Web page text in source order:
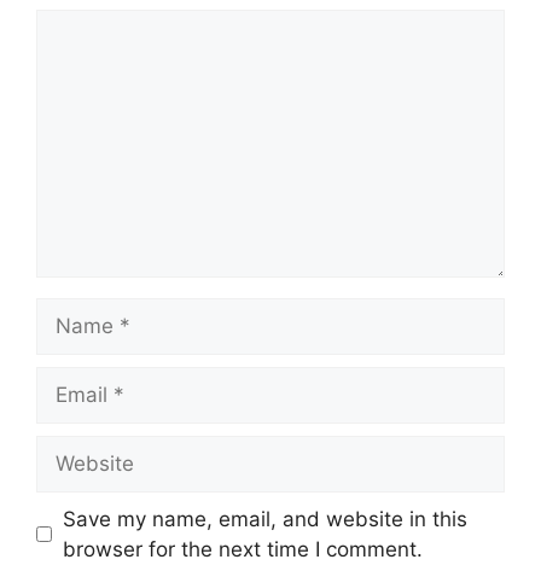
Save my name, email, and website in this
browser for the next time I comment.